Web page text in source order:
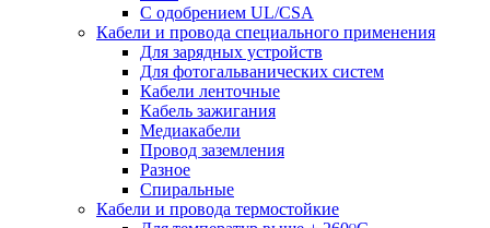
С одобрением UL/CSA
Кабели и провода специального применения
Для зарядных устройств
Для фотогальванических систем
Кабели ленточные
Кабель зажигания
Медиакабели
Провод заземления
Разное
Спиральные
Кабели и провода термостойкие